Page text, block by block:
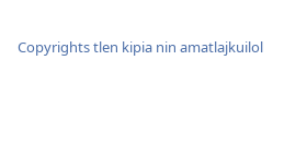
Copyrights tlen kipia nin amatlajkuilol